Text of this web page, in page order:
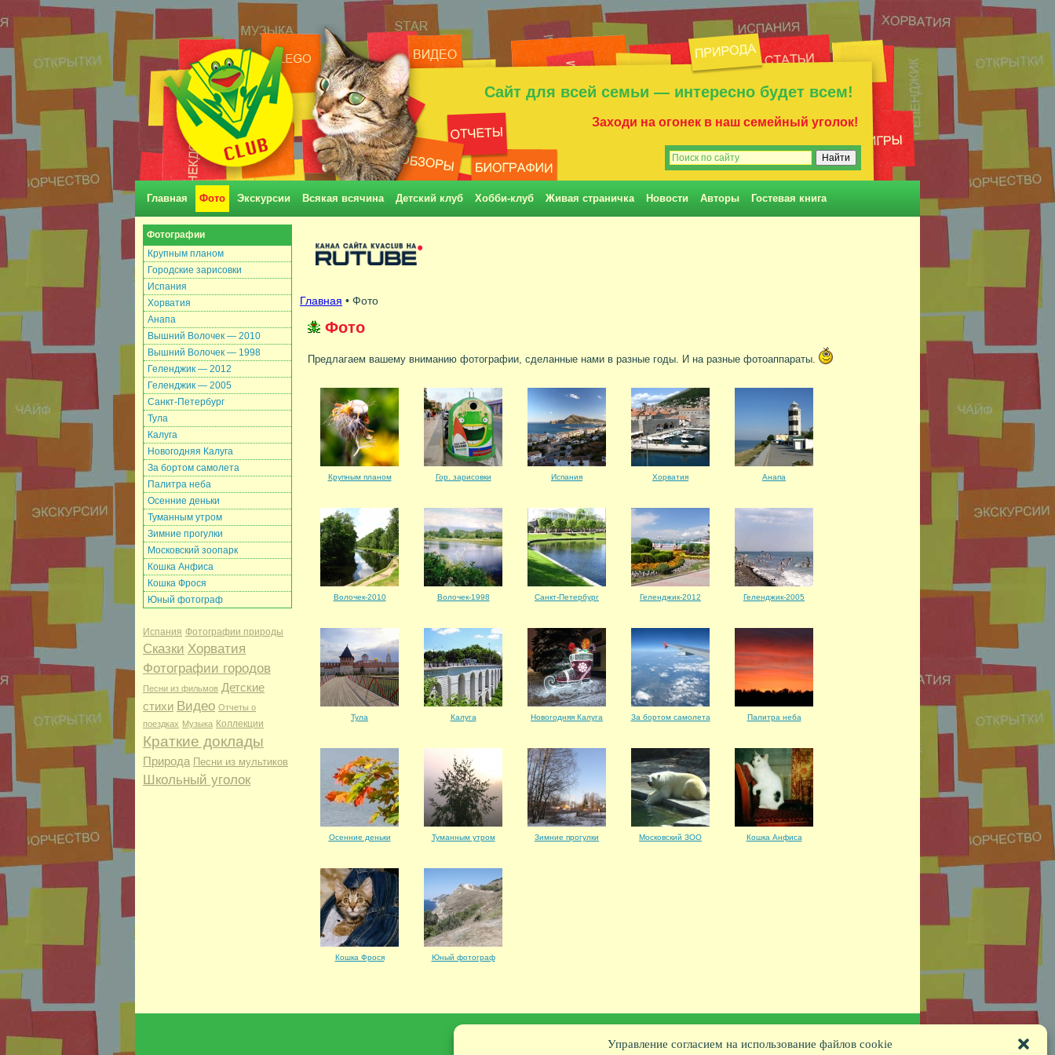
Управление согласием на использование файлов cookie
Сайт для всей семьи — интересно будет всем!
Заходи на огонек в наш семейный уголок!
Главная Фото Экскурсии Всякая всячина Детский клуб Хобби-клуб Живая страничка Новости Авторы Гостевая книга
Фотографии
Крупным планом
Городские зарисовки
Испания
Хорватия
Анапа
Вышний Волочек — 2010
Вышний Волочек — 1998
Геленджик — 2012
Геленджик — 2005
Санкт-Петербург
Тула
Калуга
Новогодняя Калуга
За бортом самолета
Палитра неба
Осенние деньки
Туманным утром
Зимние прогулки
Московский зоопарк
Кошка Анфиса
Кошка Фрося
Юный фотограф
Испания Фотографии природы
Сказки Хорватия
Фотографии городов
Песни из фильмов Детские
стихи Видео Отчеты о
поездках Музыка Коллекции
Краткие доклады
Природа Песни из мультиков
Школьный уголок
Главная • Фото
Фото
Предлагаем вашему вниманию фотографии, сделанные нами в разные годы. И на разные фотоаппараты.
Крупным планом Гор. зарисовки Испания Хорватия Анапа
Волочек-2010 Волочек-1998 Санкт-Петербург Геленджик-2012 Геленджик-2005
Тула Калуга Новогодняя Калуга За бортом самолета Палитра неба
Осенние деньки Туманным утром Зимние прогулки Московский ЗОО Кошка Анфиса
Кошка Фрося Юный фотограф